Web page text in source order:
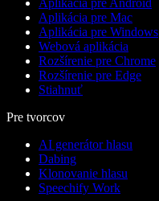
Aplikácia pre Android
Aplikácia pre Mac
Aplikácia pre Windows
Webová aplikácia
Rozšírenie pre Chrome
Rozšírenie pre Edge
Stiahnuť
Pre tvorcov
AI generátor hlasu
Dabing
Klonovanie hlasu
Speechify Work